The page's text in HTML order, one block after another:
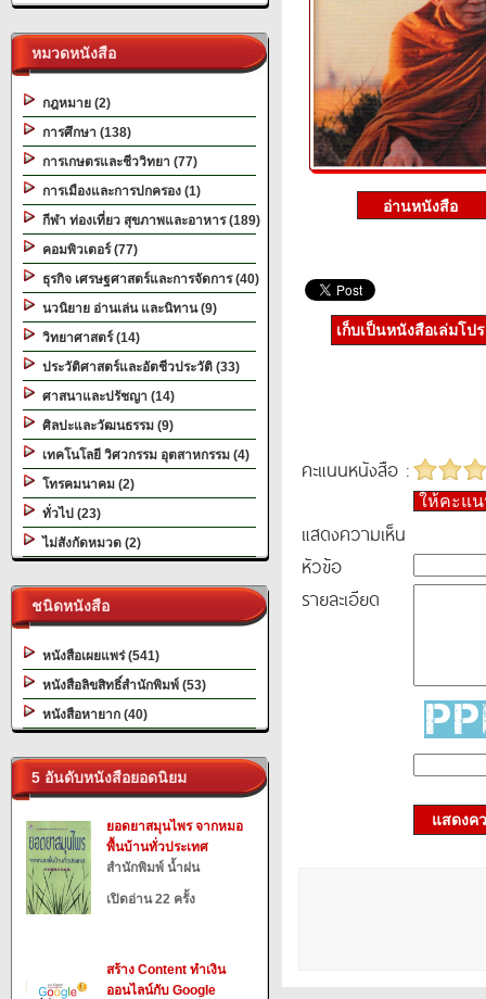
หมวดหนังสือ
กฎหมาย (2)
การศึกษา (138)
การเกษตรและชีววิทยา (77)
การเมืองและการปกครอง (1)
กีฬา ท่องเที่ยว สุขภาพและอาหาร (189)
คอมพิวเตอร์ (77)
ธุรกิจ เศรษฐศาสตร์และการจัดการ (40)
นวนิยาย อ่านเล่น และนิทาน (9)
วิทยาศาสตร์ (14)
ประวัติศาสตร์และอัตชีวประวัติ (33)
ศาสนาและปรัชญา (14)
ศิลปะและวัฒนธรรม (9)
เทคโนโลยี วิศวกรรม อุตสาหกรรม (4)
โทรคมนาคม (2)
ทั่วไป (23)
ไม่สังกัดหมวด (2)
ชนิดหนังสือ
หนังสือเผยแพร่ (541)
หนังสือลิขสิทธิ์สำนักพิมพ์ (53)
หนังสือหายาก (40)
5 อันดับหนังสือยอดนิยม
ยอดยาสมุนไพร จากหมอ
พื้นบ้านทั่วประเทศ
สำนักพิมพ์ น้ำฝน
เปิดอ่าน 22 ครั้ง
สร้าง Content ทำเงิน
ออนไลน์กับ Google
เก็บเป็นหนังสือเล่มโป
คะแนนหนังสือ :
ให้คะแ
แสดงความเห็น
หัวข้อ
รายละเอียด
แสดงค